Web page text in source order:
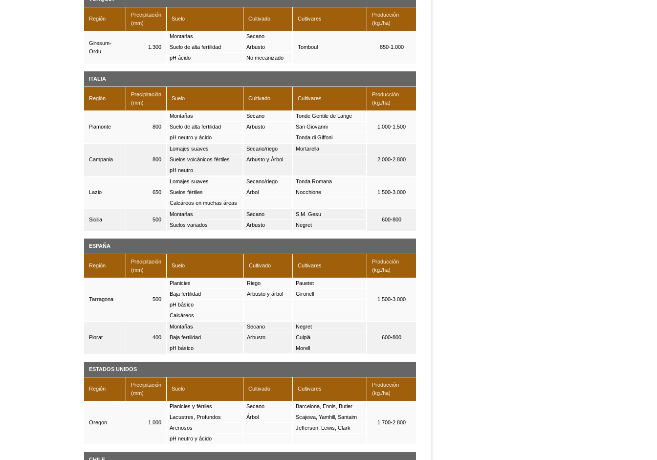
Región
Precipitación
(mm)
Suelo Cultivado Cultivares
Producción
(kg./ha)
Giresum-
Ordu
1.300
Montañas
Suelo de alta fertilidad
pH ácido
Secano
Arbusto
No mecanizado
Tomboul 850-1.000
ITALIA
Región
Precipitación
(mm)
Suelo Cultivado Cultivares
Producción
(kg./ha)
Piamonte 800
Montañas
Suelo de alta fertilidad
pH neutro y ácido
Secano
Arbusto
Tonde Gentile de Lange
San Giovanni
Tonda di Giffoni
1.000-1.500
Campania 800
Lomajes suaves
Suelos volcánicos fértiles
pH neutro
Secano/riego
Arbusto y Árbol
Mortarella
2.000-2.800
Lazio 650
Lomajes suaves
Suelos fértiles
Calcáreos en muchas áreas
Secano/riego
Árbol
Tonda Romana
Nocchione
1.500-3.000
Sicilia 500
Montañas
Suelos variados
Secano
Arbusto
S.M. Gesu
Negret
600-800
ESPAÑA
Región
Precipitación
(mm)
Suelo Cultivado Cultivares
Producción
(kg./ha)
Tarragona 500
Planicies
Baja fertilidad
pH básico
Calcáreos
Riego
Arbusto y árbol
Pauetet
Gironell
1.500-3.000
Piorat 400
Montañas
Baja fertilidad
pH básico
Secano
Arbusto
Negret
Culpiá
Morell
600-800
ESTADOS UNIDOS
Región
Precipitación
(mm)
Suelo Cultivado Cultivares
Producción
(kg./ha)
Oregon 1.000
Planicies y fértiles
Lacustres, Profundos
Arenosos
pH neutro y ácido
Secano
Árbol
Barcelona, Ennis, Butler
Scajewa, Yamhill, Santaim
Jefferson, Lewis, Clark
1.700-2.800